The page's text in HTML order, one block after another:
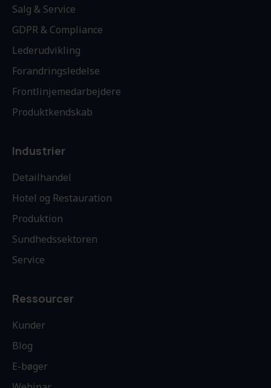
Salg & Service
GDPR & Compliance
Lederudvikling
Forandringsledelse
Frontlinjemedarbejdere
Produktkendskab
Industrier
Detailhandel
Hotel og Restauration
Produktion
Sundhedssektoren
Service
Ressourcer
Kunder
Blog
E-bøger